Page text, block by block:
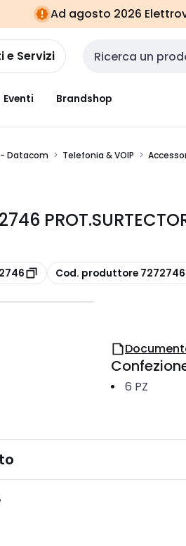
Ad agosto 2026
e Servizi Cerca input
Eventi Brandshop
Datacom Telefonia & VOIP
copia
Cod. produttore 7272746
6 PZ